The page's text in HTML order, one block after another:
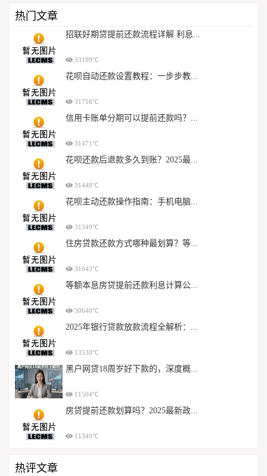
热门文章
招联好期贷提前还款流程详解 利息...
33199℃
花呗自动还款设置教程：一步步教...
31716℃
信用卡账单分期可以提前还款吗？...
31471℃
花呗还款后退款多久到账？2025最...
31448℃
花呗主动还款操作指南：手机电脑...
31349℃
住房贷款还款方式哪种最划算？等...
31043℃
等额本息房贷提前还款利息计算公...
30640℃
2025年银行贷款放款流程全解析：...
13538℃
黑户网贷18周岁好下款的，深度概...
11504℃
房贷提前还款划算吗？2025最新政...
11349℃
热评文章